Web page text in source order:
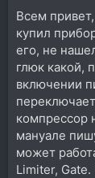
Всем
купил
его, не
глюк какой,
включении
компрессор
мануале
может
Limiter,